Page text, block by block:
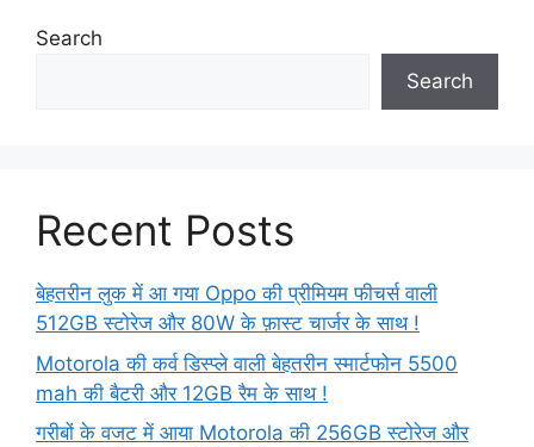
Search
Search
Recent Posts
बेहतरीन लुक में आ गया Oppo की प्रीमियम फीचर्स वाली
512GB स्टोरेज और 80W के फ़ास्ट चार्जर के साथ !
Motorola की कर्व डिस्प्ले वाली बेहतरीन स्मार्टफोन 5500
mah की बैटरी और 12GB रैम के साथ !
गरीबों के वजट में आया Motorola की 256GB स्टोरेज और